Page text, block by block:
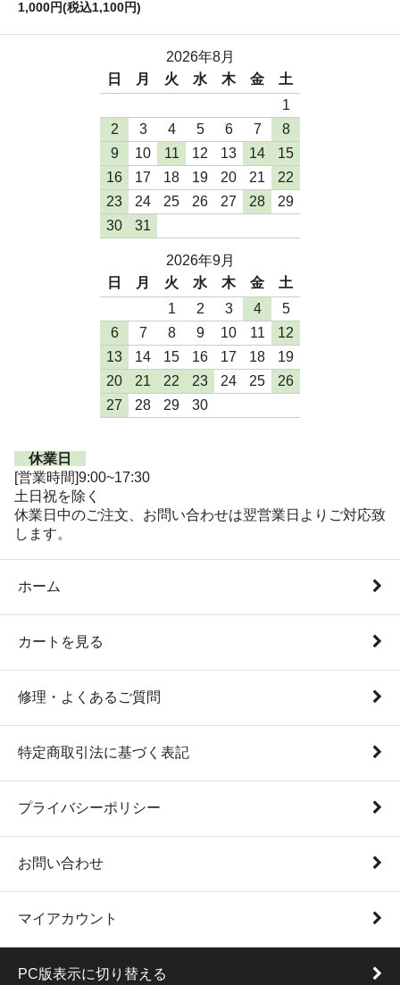
1,000円(税込1,100円)
2026年8月
日
月 火 水 木 金
土
1
2
3 4 5 6 7
8
9
10 11 12 13 14
15
16
17 18 19 20 21
22
23
24 25 26 27 28
29
30
31
2026年9月
日
月 火 水 木 金
土
1
2 3 4
5
6
7 8 9 10 11
12
13
14 15 16 17 18
19
20
21 22 23 24 25
26
27
28 29 30
休業日
[営業時間]9:00~17:30
土日祝を除く
休業日中のご注文、お問い合わせは翌営業日よりご対応致
します。
ホーム
カートを見る
修理・よくあるご質問
特定商取引法に基づく表記
プライバシーポリシー
お問い合わせ
マイアカウント
PC版表示に切り替える